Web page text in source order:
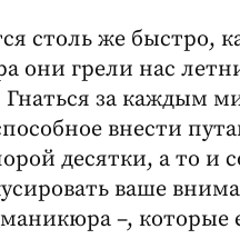
столь же быстро,
они грели нас
Гнаться за каждым
внести
десятки, а то
ваше
маникюра –,